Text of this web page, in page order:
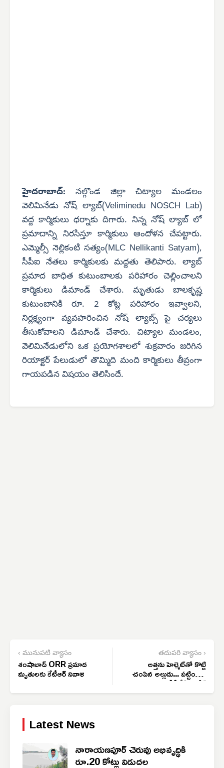
హైదరాబాద్: నల్గొండ జిల్లా చిట్యాల మండలం
వెలిమినేడు నోష్ ల్యాబ్(Veliminedu NOSCH Lab)
వద్ద కార్మికులు ధర్నాకు దిగారు. నిన్న నోష్ ల్యాబ్ లో
ప్రమాదాన్ని నిరసిస్తూ కార్మికులు ఆందోళన చేపట్టారు.
ఎమ్మెల్సీ నెల్లికంటి సత్యం(MLC Nellikanti Satyam),
సీపీఐ నేతలు కార్మికులకు మద్దతు తెలిపారు. ల్యాబ్
ప్రమాద బాధిత కుటుంబాలకు పరిహారం చెల్లించాలని
కార్మికులు డిమాండ్ చేశారు. మృతుడు బాలకృష్ణ
కుటుంబానికి రూ. 2 కోట్ల పరిహారం ఇవ్వాలని,
నిర్లక్ష్యంగా వ్యవహరించిన నోష్ ల్యాబ్స్ పై చర్యలు
తీసుకోవాలని డిమాండ్ చేశారు. చిట్యాల మండలం,
వెలిమినేడులోని ఒక ప్రయోగశాలలో శుక్రవారం జరిగిన
రియాక్టర్ పేలుడులో తొమ్మిది మంది కార్మికులు తీవ్రంగా
గాయపడిన విషయం తెలిసిందే.
‹ మునుపటి వ్యాసం
శంషాబాద్ ORR ప్రమాద
మృతులకు కేటీఆర్ నివాళి
తదుపరి వ్యాసం ›
అత్తను హెల్మెట్‌తో కొట్టి
చంపిన అల్లుడు... పట్టించిన
సీసీటీవీ ఫుటేజ్
Latest News
నారాయణపూర్ చెరువు అభివృద్ధికి
రూ.20 కోట్లు విడుదల